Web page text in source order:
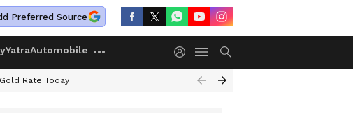
Preferred Source
YatraAutomobile
Gold Rate Today